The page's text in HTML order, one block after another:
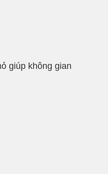
giúp không gian